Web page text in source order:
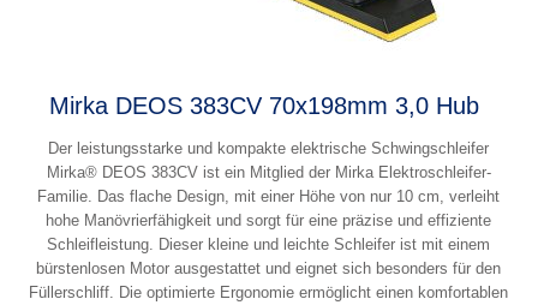
Mirka DEOS 383CV 70x198mm 3,0 Hub
Der leistungsstarke und kompakte elektrische Schwingschleifer
Mirka® DEOS 383CV ist ein Mitglied der Mirka Elektroschleifer-
Familie. Das flache Design, mit einer Höhe von nur 10 cm, verleiht
hohe Manövrierfähigkeit und sorgt für eine präzise und effiziente
Schleifleistung. Dieser kleine und leichte Schleifer ist mit einem
bürstenlosen Motor ausgestattet und eignet sich besonders für den
Füllerschliff. Die optimierte Ergonomie ermöglicht einen komfortablen